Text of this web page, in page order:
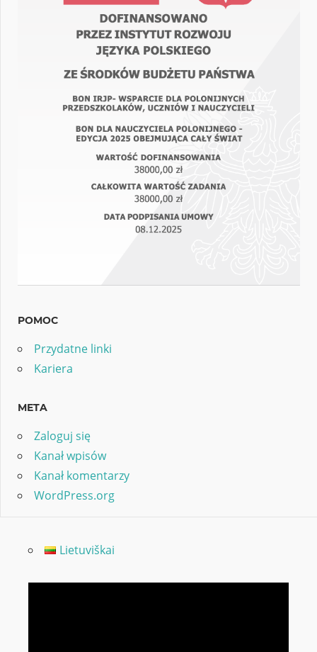
POMOC
Przydatne linki
Kariera
META
Zaloguj się
Kanał wpisów
Kanał komentarzy
WordPress.org
Lietuviškai